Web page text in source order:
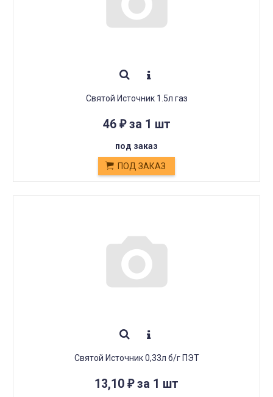
Святой Источник 1.5л газ
46 ₽за 1 шт
под заказ
ПОД ЗАКАЗ
Святой Источник 0,33л б/г ПЭТ
13,10 ₽за 1 шт